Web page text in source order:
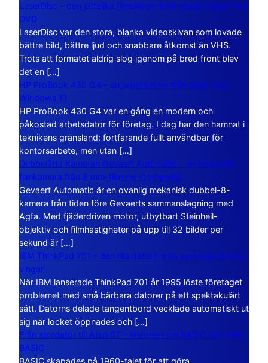
LaserDisc – den jättelika filmskivan som visade vägen mot
DVD
LaserDisc var den stora, blanka videoskivan som lovade
bättre bild, bättre ljud och snabbare åtkomst än VHS.
Trots att formatet aldrig slog igenom på bred front blev
det en […]
HP ProBook 430 G4 – en arbetsdator från tiden före
Windows 11
HP ProBook 430 G4 var en gång en modern och
påkostad arbetsdator för företag. I dag har den hamnat i
teknikens gränsland: fortfarande fullt användbar för
kontorsarbete, men utan […]
Dubbelåtta Kameran Gevaert Automatic – en mekanisk
filmkamera från 8 mm-filmens storhetstid
Gevaert Automatic är en ovanlig mekanisk dubbel-8-
kamera från tiden före Gevaerts sammanslagning med
Agfa. Med fjäderdriven motor, utbytbart Steinheil-
objektiv och filmhastigheter på upp till 32 bilder per
sekund är […]
IBM ThinkPad 701 – den lilla datorn som vecklade ut sina
vingar
När IBM lanserade ThinkPad 701 år 1995 löste företaget
problemet med små bärbara datorer på ett spektakulärt
sätt. Datorns delade tangentbord vecklade automatiskt ut
sig när locket öppnades och […]
Från stordator till Atari ST – historien om BASIC och GFA
BASIC
BASIC skapades på 1960-talet för att göra